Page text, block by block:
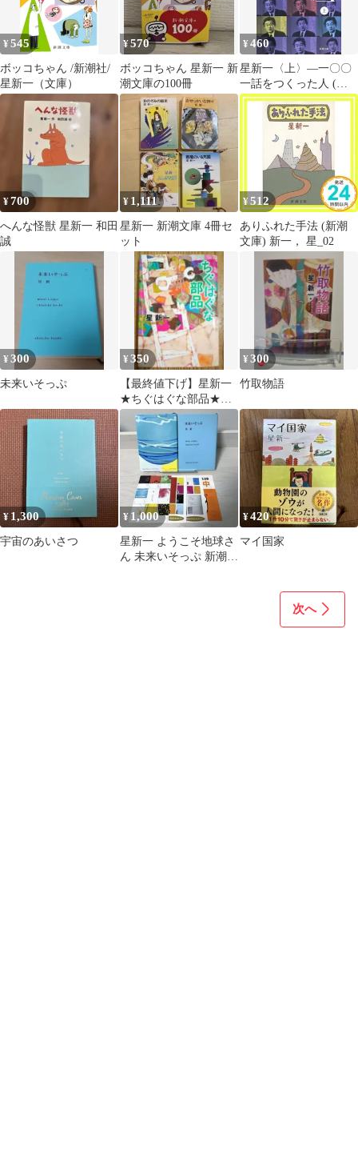
¥545
ボッコちゃん /新潮社/
星新一（文庫）
¥570
ボッコちゃん 星新一 新
潮文庫の100冊
¥460
星新一〈上〉―一〇〇
一話をつくった人 (新
潮文庫) 最相 葉月
¥700
へんな怪獣 星新一 和田
誠
¥ 1,111
星新一 新潮文庫 4冊セ
ット
¥512
ありふれた手法 (新潮
文庫) 新一， 星_02
¥300
未来いそっぷ
¥350
【最終値下げ】星新一
★ちぐはぐな部品★送
料無料
¥300
竹取物語
¥ 1,300
宇宙のあいさつ
¥1,000
星新一 ようこそ地球さ
ん 未来いそっぷ 新潮文
¥420
マイ国家
次へ